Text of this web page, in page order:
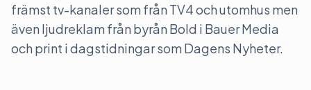
främst tv-kanaler som från TV4 och utomhus men
även ljudreklam från byrån Bold i Bauer Media
och print i dagstidningar som Dagens Nyheter.